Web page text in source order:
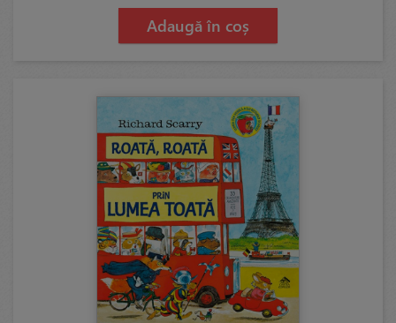
Adaugă în coș